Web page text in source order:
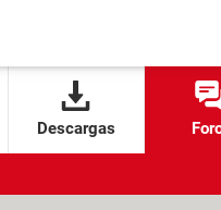
Descargas